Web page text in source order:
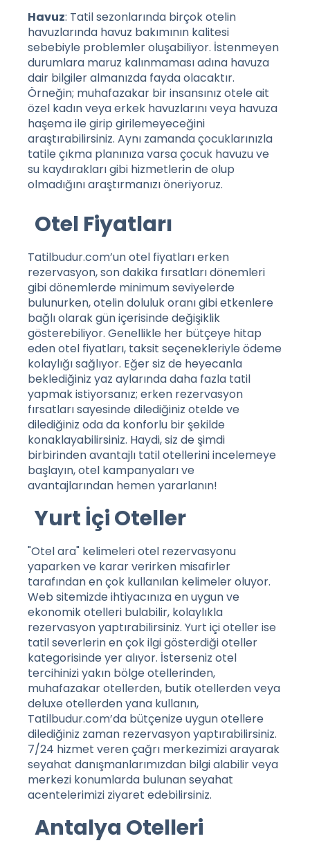
Havuz: Tatil sezonlarında birçok otelin
havuzlarında havuz bakımının kalitesi
sebebiyle problemler oluşabiliyor. İstenmeyen
durumlara maruz kalınmaması adına havuza
dair bilgiler almanızda fayda olacaktır.
Örneğin; muhafazakar bir insansınız otele ait
özel kadın veya erkek havuzlarını veya havuza
haşema ile girip girilemeyeceğini
araştırabilirsiniz. Aynı zamanda çocuklarınızla
tatile çıkma planınıza varsa çocuk havuzu ve
su kaydırakları gibi hizmetlerin de olup
olmadığını araştırmanızı öneriyoruz.
Otel Fiyatları
Tatilbudur.com’un otel fiyatları erken
rezervasyon, son dakika fırsatları dönemleri
gibi dönemlerde minimum seviyelerde
bulunurken, otelin doluluk oranı gibi etkenlere
bağlı olarak gün içerisinde değişiklik
gösterebiliyor. Genellikle her bütçeye hitap
eden otel fiyatları, taksit seçenekleriyle ödeme
kolaylığı sağlıyor. Eğer siz de heyecanla
beklediğiniz yaz aylarında daha fazla tatil
yapmak istiyorsanız; erken rezervasyon
fırsatları sayesinde dilediğiniz otelde ve
dilediğiniz oda da konforlu bir şekilde
konaklayabilirsiniz. Haydi, siz de şimdi
birbirinden avantajlı tatil otellerini incelemeye
başlayın, otel kampanyaları ve
avantajlarından hemen yararlanın!
Yurt İçi Oteller
"Otel ara" kelimeleri otel rezervasyonu
yaparken ve karar verirken misafirler
tarafından en çok kullanılan kelimeler oluyor.
Web sitemizde ihtiyacınıza en uygun ve
ekonomik otelleri bulabilir, kolaylıkla
rezervasyon yaptırabilirsiniz. Yurt içi oteller ise
tatil severlerin en çok ilgi gösterdiği oteller
kategorisinde yer alıyor. İsterseniz otel
tercihinizi yakın bölge otellerinden,
muhafazakar otellerden, butik otellerden veya
deluxe otellerden yana kullanın,
Tatilbudur.com’da bütçenize uygun otellere
dilediğiniz zaman rezervasyon yaptırabilirsiniz.
7/24 hizmet veren çağrı merkezimizi arayarak
seyahat danışmanlarımızdan bilgi alabilir veya
merkezi konumlarda bulunan seyahat
acentelerimizi ziyaret edebilirsiniz.
Antalya Otelleri